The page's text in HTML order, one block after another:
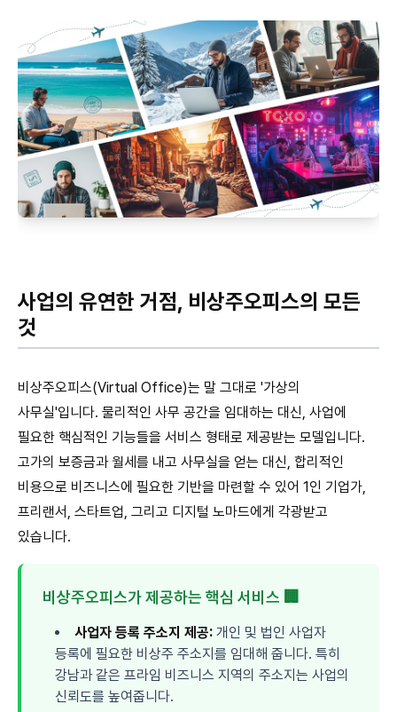
사업의 유연한 거점, 비상주오피스의 모든
것
비상주오피스(Virtual Office)는 말 그대로 '가상의
사무실'입니다. 물리적인 사무 공간을 임대하는 대신, 사업에
필요한 핵심적인 기능들을 서비스 형태로 제공받는 모델입니다.
고가의 보증금과 월세를 내고 사무실을 얻는 대신, 합리적인
비용으로 비즈니스에 필요한 기반을 마련할 수 있어 1인 기업가,
프리랜서, 스타트업, 그리고 디지털 노마드에게 각광받고
있습니다.
비상주오피스가 제공하는 핵심 서비스 🏢
사업자 등록 주소지 제공: 개인 및 법인 사업자
등록에 필요한 비상주 주소지를 임대해 줍니다. 특히
강남과 같은 프라임 비즈니스 지역의 주소지는 사업의
신뢰도를 높여줍니다.